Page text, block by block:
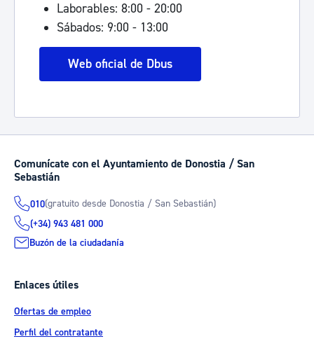
Laborables: 8:00 - 20:00
Sábados: 9:00 - 13:00
Web oficial de Dbus
Comunícate con el Ayuntamiento de Donostia / San
Sebastián
010(gratuito desde Donostia / San Sebastián)
(+34) 943 481 000
Buzón de la ciudadanía
Enlaces útiles
Ofertas de empleo
Perfil del contratante